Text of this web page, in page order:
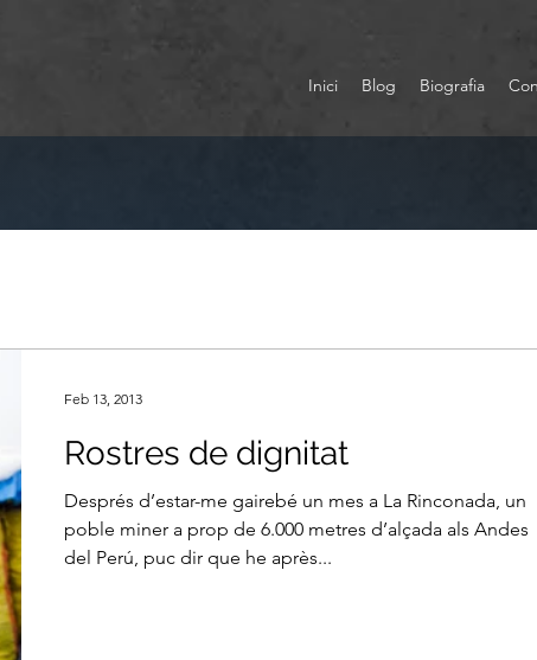
Inici Blog Biografia
Rostres de dignitat
Després d’estar-me gairebé un mes a La Rinconada, un
poble miner a prop de 6.000 metres d’alçada als Andes
del Perú, puc dir que he après...
Feb 13, 2013